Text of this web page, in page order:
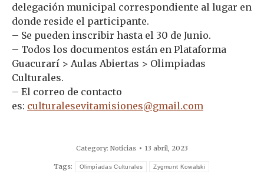
delegación municipal correspondiente al lugar en
donde reside el participante.
– Se pueden inscribir hasta el 30 de Junio.
– Todos los documentos están en Plataforma
Guacurarí > Aulas Abiertas > Olimpiadas
Culturales.
– El correo de contacto
es: culturalesevitamisiones@gmail.com
Category: Noticias 13 abril, 2023
Tags: Olimpíadas Culturales Zygmunt Kowalski